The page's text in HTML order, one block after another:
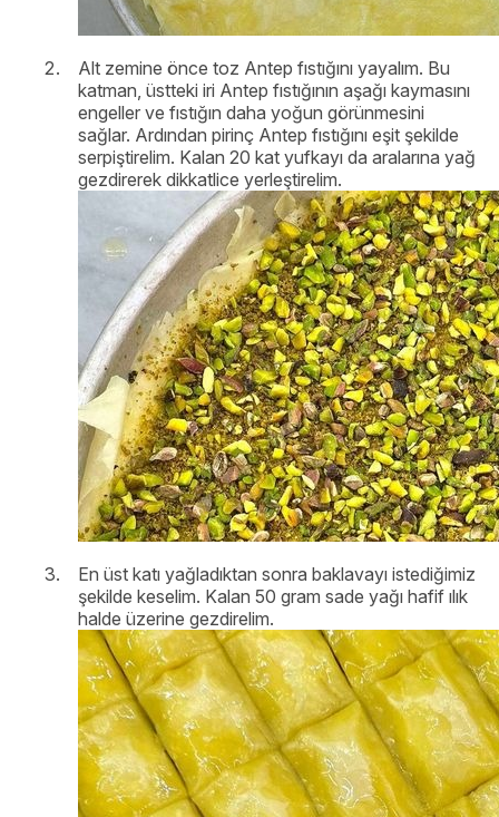
Alt zemine önce toz Antep fıstığını yayalım. Bu
katman, üstteki iri Antep fıstığının aşağı kaymasını
engeller ve fıstığın daha yoğun görünmesini
sağlar. Ardından pirinç Antep fıstığını eşit şekilde
serpiştirelim. Kalan 20 kat yufkayı da aralarına yağ
gezdirerek dikkatlice yerleştirelim.
En üst katı yağladıktan sonra baklavayı istediğimiz
şekilde keselim. Kalan 50 gram sade yağı hafif ılık
halde üzerine gezdirelim.